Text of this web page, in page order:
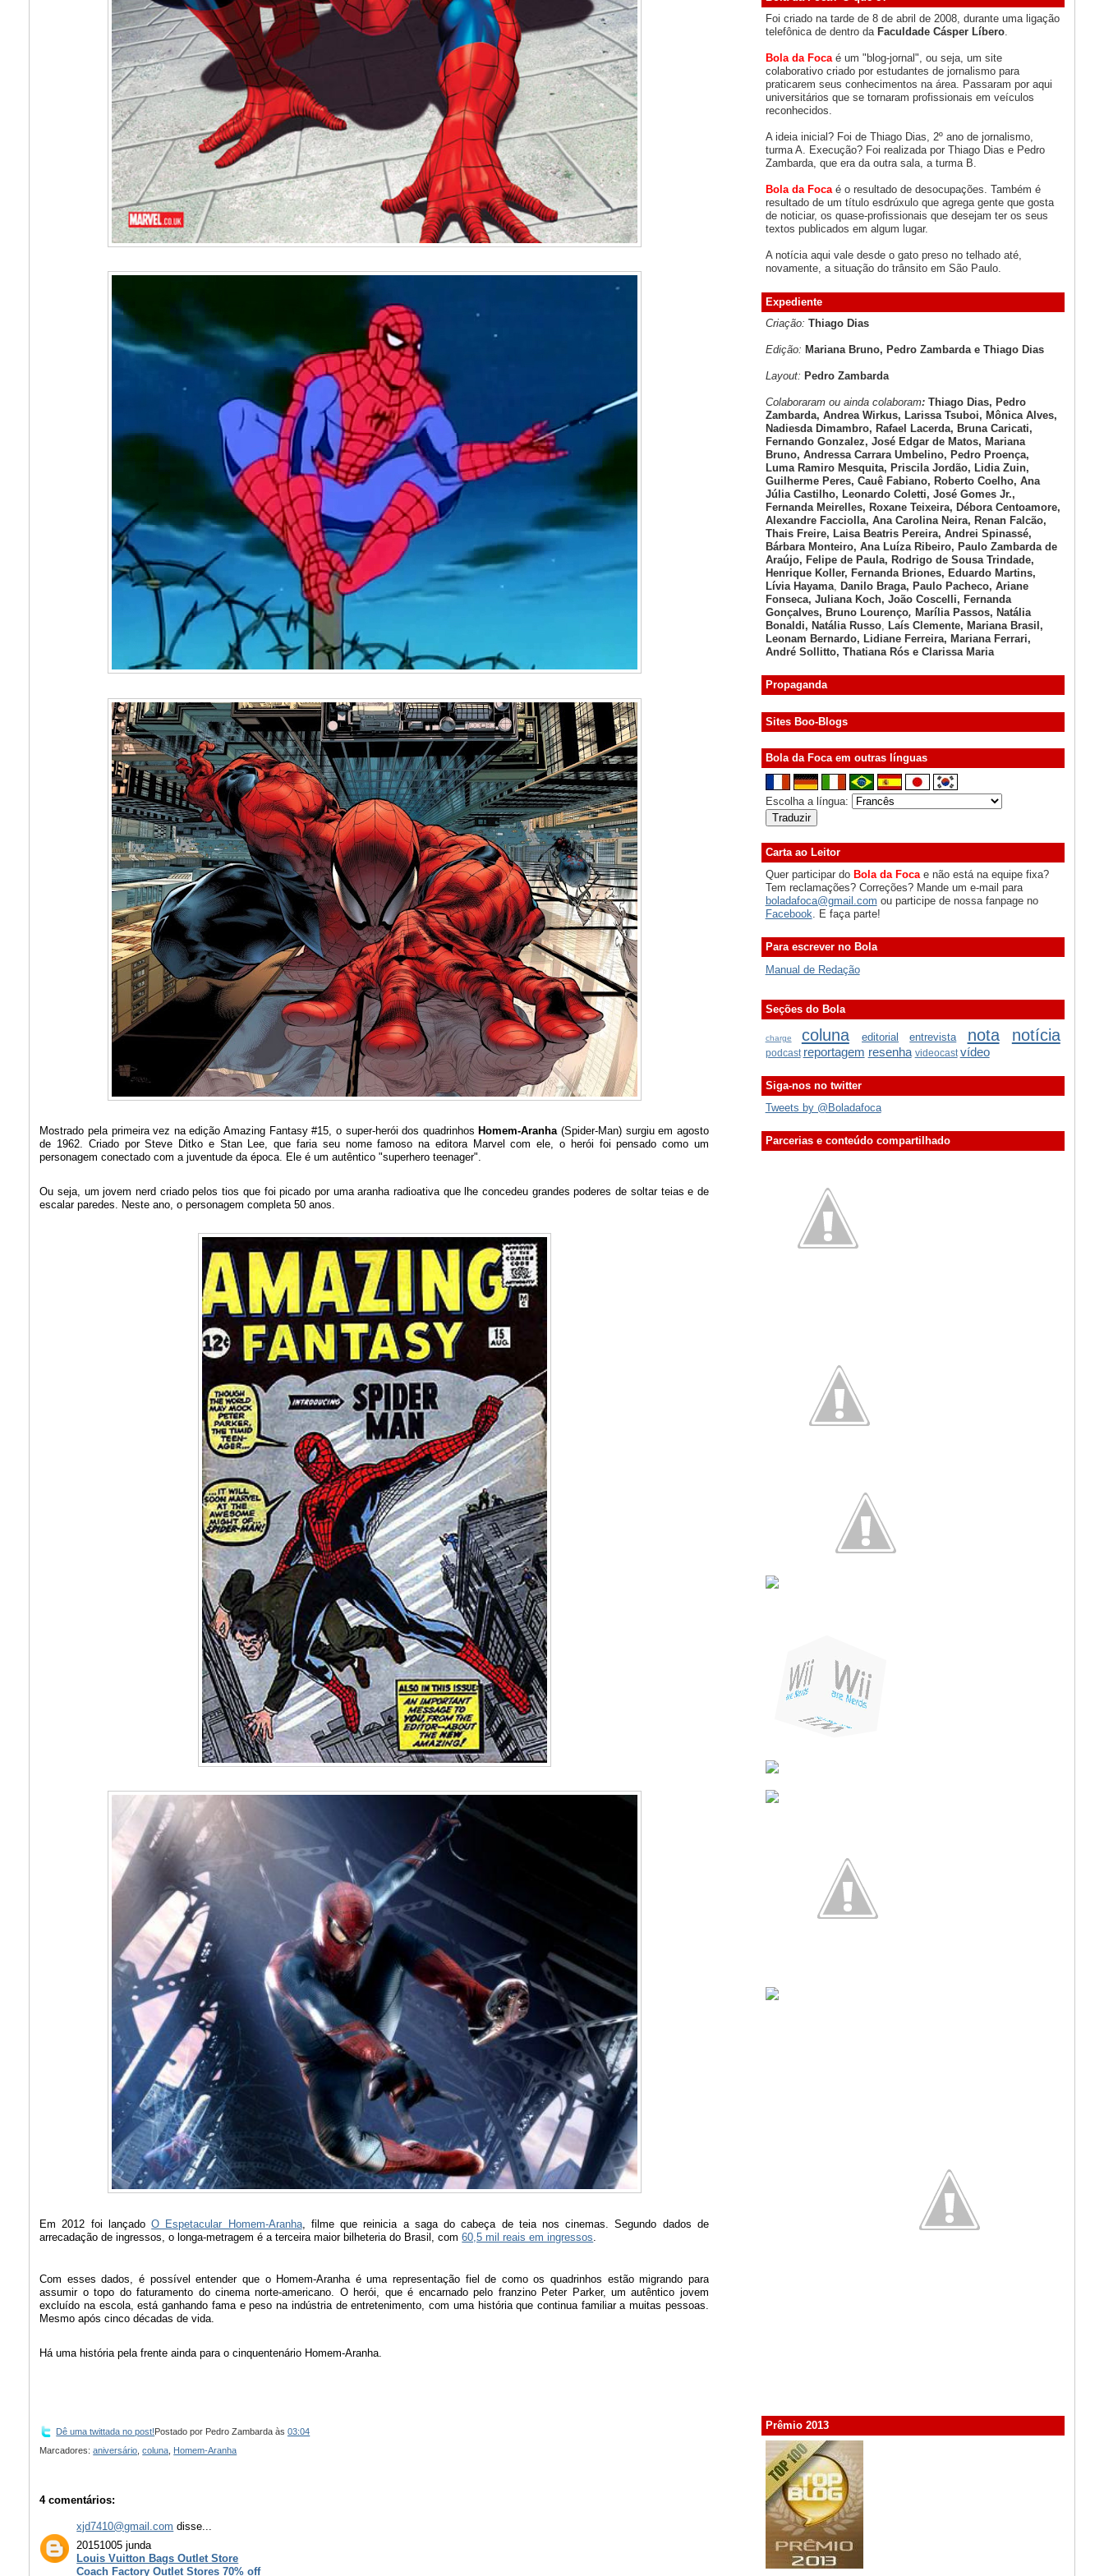
Mostrado pela primeira vez na edição Amazing Fantasy #15, o super-herói dos quadrinhos Homem-Aranha(Spider-Man) surgiu em agosto
de 1962. Criado por Steve Ditko e Stan Lee, que faria seu nome famoso na editora Marvel com ele, o herói foi pensado como um
personagem conectado com a juventude da época. Ele é um autêntico "superhero teenager".
Ou seja, um jovem nerd criado pelos tios que foi picado por uma aranha radioativa que lhe concedeu grandes poderes de soltar teias e de
escalar paredes. Neste ano, o personagem completa 50 anos.
Em 2012 foi lançadoO Espetacular Homem-Aranha, filme que reinicia a saga do cabeça de teia nos cinemas. Segundo dados de
arrecadação de ingressos, o longa-metragem é a terceira maior bilheteria do Brasil, com60,5 mil reais em ingressos
Com esses dados, é possível entender que o Homem-Aranha é uma representação fiel de como os quadrinhos estão migrando para
assumir o topo do faturamento do cinema norte-americano. O herói, que é encarnado pelo franzino Peter Parker, um autêntico jovem
excluído na escola, está ganhando fama e peso na indústria de entretenimento, com uma história que continua familiar a muitas pessoas.
Mesmo após cinco décadas de vida.
Há uma história pela frente ainda para o cinquentenário Homem-Aranha.
Dê uma twittada no post! Postado por Pedro Zambarda às03:04
Marcadores:aniversário ,coluna Homem-Aranha
4 comentários:
xjd7410@gmail.com disse...
20151005 junda
Louis Vuitton Bags Outlet Store
Coach Factory Outlet Stores 70% off
Foi criado na tarde de 8 de abril de 2008, durante uma ligação
telefônica de dentro da Faculdade Cásper Líbero.
Bola da Foca é um "blog-jornal", ou seja, um site
colaborativo criado por estudantes de jornalismo para
praticarem seus conhecimentos na área. Passaram por aqui
universitários que se tornaram profissionais em veículos
reconhecidos.
A ideia inicial? Foi de Thiago Dias, 2º ano de jornalismo,
turma A. Execução? Foi realizada por Thiago Dias e Pedro
Zambarda, que era da outra sala, a turma B.
Bola da Focaé o resultado de desocupações. Também é
resultado de um título esdrúxulo que agrega gente que gosta
de noticiar, os quase-profissionais que desejam ter os seus
textos publicados em algum lugar.
A notícia aqui vale desde o gato preso no telhado até,
novamente, a situação do trânsito em São Paulo.
Expediente
Criação: Thiago Dias
Edição: Mariana Bruno, Pedro Zambarda e Thiago Dias
Layout: Pedro Zambarda
Colaboraram ou ainda colaboram: Thiago Dias, Pedro
Zambarda, Andrea Wirkus, Larissa Tsuboi, Mônica Alves,
Nadiesda Dimambro, Rafael Lacerda, Bruna Caricati,
Fernando Gonzalez, José Edgar de Matos, Mariana
Bruno, Andressa Carrara Umbelino, Pedro Proença,
Luma Ramiro Mesquita, Priscila Jordão, Lidia Zuin,
Guilherme Peres, Cauê Fabiano, Roberto Coelho, Ana
Júlia Castilho, Leonardo Coletti, José Gomes Jr.,
Fernanda Meirelles, Roxane Teixeira, Débora Centoamore,
Alexandre Facciolla, Ana Carolina Neira, Renan Falcão,
Thais Freire, Laisa Beatris Pereira, Andrei Spinassé,
Bárbara Monteiro, Ana Luíza Ribeiro, Paulo Zambarda de
Araújo, Felipe de Paula, Rodrigo de Sousa Trindade,
Henrique Koller, Fernanda Briones, Eduardo Martins,
Lívia Hayama, Danilo Braga, Paulo Pacheco, Ariane
Fonseca, Juliana Koch, João Coscelli, Fernanda
Gonçalves, Bruno Lourenço, Marília Passos, Natália
Bonaldi, Natália Russo, Laís Clemente, Mariana Brasil,
Leonam Bernardo, Lidiane Ferreira, Mariana Ferrari,
André Sollitto, Thatiana Rós e Clarissa Maria
Propaganda
Sites Boo-Blogs
Bola da Foca em outras línguas
Escolha a língua:
Carta ao Leitor
Quer participar do Bola da Focae não está na equipe fixa?
Tem reclamações? Correções? Mande um e-mail para
boladafoca@gmail.com ou participe de nossa fanpage no
Facebook . E faça parte!
Para escrever no Bola
Manual de Redação
Seções do Bola
charge coluna editorial entrevista nota notícia
podcast reportagem resenha videocast vídeo
Siga-nos no twitter
Tweets by @Boladafoca
Parcerias e conteúdo compartilhado
Prêmio 2013